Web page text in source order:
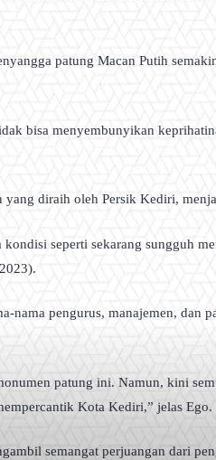
patung Macan Putih
bisa menyembunyikan
diraih oleh Persik Kediri,
seperti sekarang sungguh
pengurus, manajemen,
patung ini. Namun, kini
Kota Kediri,” jelas Ego.
semangat perjuangan dari